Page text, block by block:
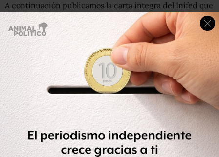
A continuación publicamos la carta íntegra del Inifed que
responde a la investigación:
Respuesta de las reporteras: